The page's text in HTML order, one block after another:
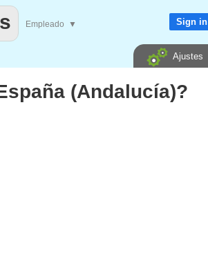
Empleado ▼ Sign in
Ajustes
(Andalucía)?